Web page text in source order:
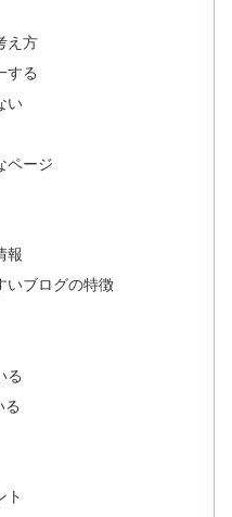
え方
する
い
ページ
報
いブログの特徴
る
る
ト